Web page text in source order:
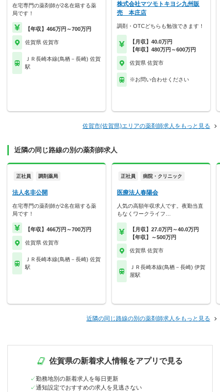
在宅専門の薬剤師が2名在籍する薬
局です！
【年収】466万円～700万円
佐賀県 佐賀市
ＪＲ長崎本線(鳥栖－長崎) 佐賀
駅
株式会社マツモトキヨシ九州販
売 本庄店
調剤・OTCどちらも勉強できます！
【月収】40.0万円
【年収】480万円～600万円
佐賀県 佐賀市
※お問い合わせください
佐賀市(佐賀県)エリアの薬剤師求人をもっと見る
近隣の同じ路線の別の薬剤師求人
正社員 調剤薬局
法人名非公開
在宅専門の薬剤師が2名在籍する薬
局です！
【年収】466万円～700万円
佐賀県 佐賀市
ＪＲ長崎本線(鳥栖－長崎) 佐賀
駅
正社員 病院・クリニック
医療法人春陽会
人気の高額年収求人です。夜勤当直
もなくワークライフ…
【月収】27.0万円～40.0万円
【年収】～500万円
佐賀県 佐賀市
ＪＲ長崎本線(鳥栖－長崎) 伊賀
屋駅
近隣の同じ路線の別の薬剤師求人をもっと見る
佐賀県の新着求人情報をアプリで見る
勤務地別の新着求人を毎日更新
通知設定でおすすめの求人を見逃さない